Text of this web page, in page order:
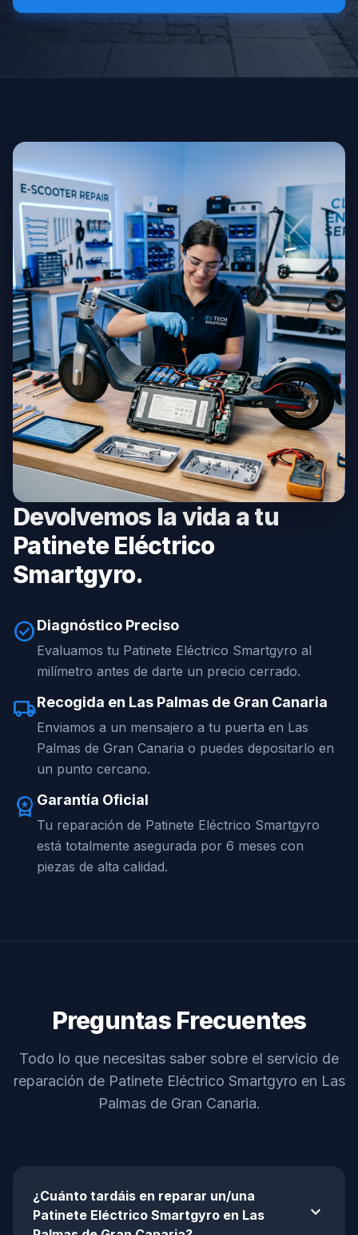
Devolvemos la vida a tu
Patinete Eléctrico
Smartgyro.
check_circleDiagnóstico Preciso
Evaluamos tu Patinete Eléctrico Smartgyro al
milímetro antes de darte un precio cerrado.
local_shippingRecogida en Las Palmas de Gran Canaria
Enviamos a un mensajero a tu puerta en Las
Palmas de Gran Canaria o puedes depositarlo en
un punto cercano.
workspace_premium Garantía Oficial
Tu reparación de Patinete Eléctrico Smartgyro
está totalmente asegurada por 6 meses con
piezas de alta calidad.
Preguntas Frecuentes
Todo lo que necesitas saber sobre el servicio de
reparación de Patinete Eléctrico Smartgyro en Las
Palmas de Gran Canaria.
¿Cuánto tardáis en reparar un/una
Patinete Eléctrico Smartgyro en Las
expand_more